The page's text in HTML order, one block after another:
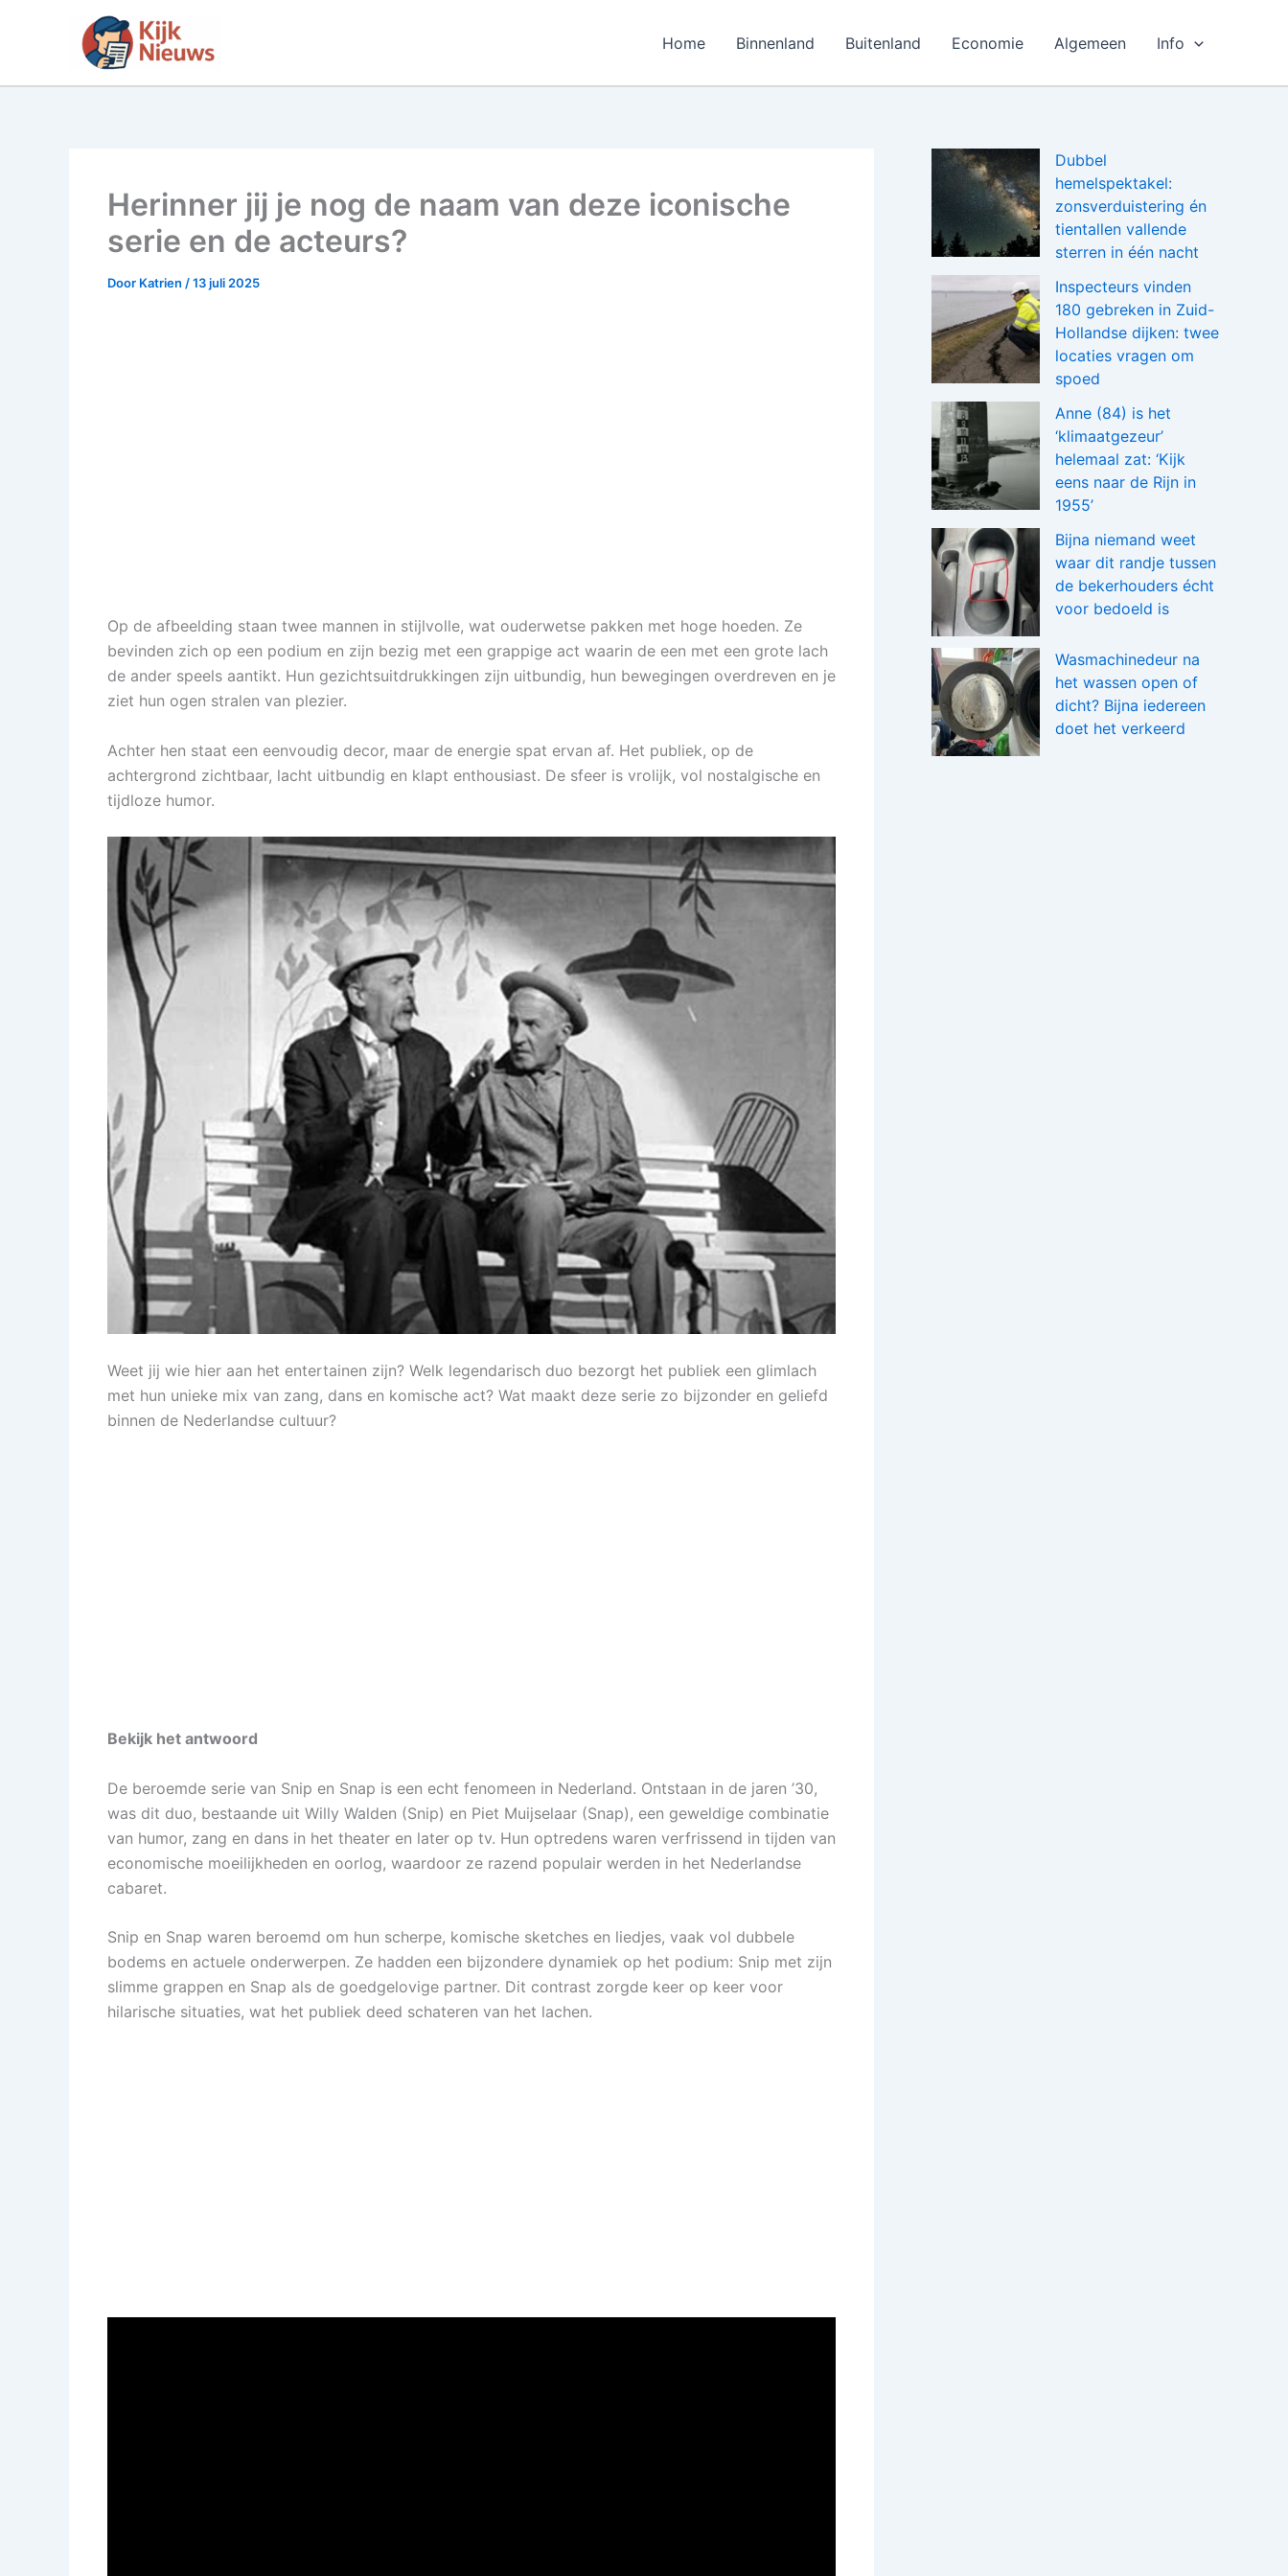
inhoud
Home Binnenland Buitenland Economie Algemeen Info
Herinner jij je nog de naam van deze iconische
serie en de acteurs?
Door Katrien /13 juli 2025
Op de afbeelding staan twee mannen in stijlvolle, wat ouderwetse pakken met hoge hoeden. Ze
bevinden zich op een podium en zijn bezig met een grappige act waarin de een met een grote lach
de ander speels aantikt. Hun gezichtsuitdrukkingen zijn uitbundig, hun bewegingen overdreven en je
ziet hun ogen stralen van plezier.
Achter hen staat een eenvoudig decor, maar de energie spat ervan af. Het publiek, op de
achtergrond zichtbaar, lacht uitbundig en klapt enthousiast. De sfeer is vrolijk, vol nostalgische en
tijdloze humor.
Weet jij wie hier aan het entertainen zijn? Welk legendarisch duo bezorgt het publiek een glimlach
met hun unieke mix van zang, dans en komische act? Wat maakt deze serie zo bijzonder en geliefd
binnen de Nederlandse cultuur?
Bekijk het antwoord
De beroemde serie van Snip en Snap is een echt fenomeen in Nederland. Ontstaan in de jaren ’30,
was dit duo, bestaande uit Willy Walden (Snip) en Piet Muijselaar (Snap), een geweldige combinatie
van humor, zang en dans in het theater en later op tv. Hun optredens waren verfrissend in tijden van
economische moeilijkheden en oorlog, waardoor ze razend populair werden in het Nederlandse
cabaret.
Snip en Snap waren beroemd om hun scherpe, komische sketches en liedjes, vaak vol dubbele
bodems en actuele onderwerpen. Ze hadden een bijzondere dynamiek op het podium: Snip met zijn
slimme grappen en Snap als de goedgelovige partner. Dit contrast zorgde keer op keer voor
hilarische situaties, wat het publiek deed schateren van het lachen.
Dubbel
hemelspektakel:
zonsverduistering én
tientallen vallende
sterren in één nacht
Inspecteurs vinden
180 gebreken in Zuid-
Hollandse dijken: twee
locaties vragen om
spoed
Anne (84) is het
‘klimaatgezeur’
helemaal zat: ‘Kijk
eens naar de Rijn in
1955’
Bijna niemand weet
waar dit randje tussen
de bekerhouders écht
voor bedoeld is
Wasmachinedeur na
het wassen open of
dicht? Bijna iedereen
doet het verkeerd